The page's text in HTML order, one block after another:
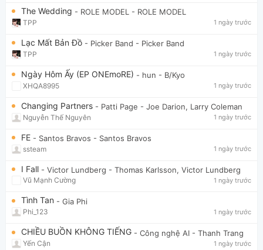
The Wedding - ROLE MODEL - ROLE MODEL
TPP 1 ngày trước
Lạc Mất Bản Đồ - Picker Band - Picker Band
TPP 1 ngày trước
Ngày Hôm Ấy (EP ONEmoRE) - hun - B/Kyo
XHQA8995 1 ngày trước
Changing Partners - Patti Page - Joe Darion, Larry Coleman
Nguyễn Thế Nguyên 1 ngày trước
FE - Santos Bravos - Santos Bravos
ssteam 1 ngày trước
I Fall - Victor Lundberg - Thomas Karlsson, Victor Lundberg
Vũ Mạnh Cường 1 ngày trước
Tình Tan - Gia Phi
Phi_123 1 ngày trước
CHIỀU BUỒN KHÔNG TIẾNG - Công nghệ AI - Thanh Trang
Yến Cận 1 ngày trước